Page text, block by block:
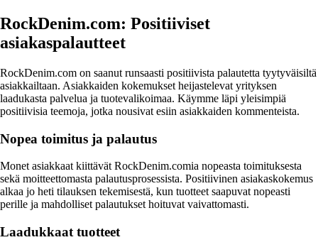
RockDenim.com: Positiiviset
asiakaspalautteet
RockDenim.com on saanut runsaasti positiivista palautetta tyytyväisiltä
asiakkailtaan. Asiakkaiden kokemukset heijastelevat yrityksen
laadukasta palvelua ja tuotevalikoimaa. Käymme läpi yleisimpiä
positiivisia teemoja, jotka nousivat esiin asiakkaiden kommenteista.
Nopea toimitus ja palautus
Monet asiakkaat kiittävät RockDenim.comia nopeasta toimituksesta
sekä moitteettomasta palautusprosessista. Positiivinen asiakaskokemus
alkaa jo heti tilauksen tekemisestä, kun tuotteet saapuvat nopeasti
perille ja mahdolliset palautukset hoituvat vaivattomasti.
Laadukkaat tuotteet